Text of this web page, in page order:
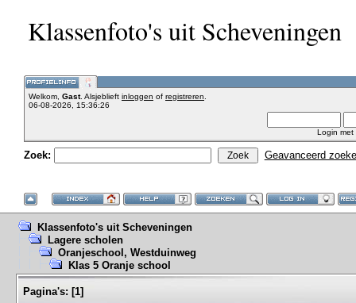
Klassenfoto's uit Scheveningen
Welkom, Gast. Alsjeblieft inloggen of registreren
06-08-2026, 15:36:26
Login met
Zoek: Geavanceerd
Klassenfoto's uit Scheveningen
Lagere scholen
Oranjeschool, Westduinweg
Klas 5 Oranje school
Pagina's: [1]